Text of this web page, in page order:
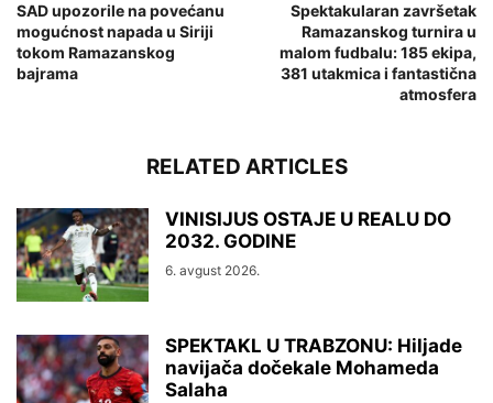
SAD upozorile na povećanu
mogućnost napada u Siriji
tokom Ramazanskog
bajrama
Spektakularan završetak
Ramazanskog turnira u
malom fudbalu: 185 ekipa,
381 utakmica i fantastična
atmosfera
RELATED ARTICLES
VINISIJUS OSTAJE U REALU DO
2032. GODINE
6. avgust 2026.
SPEKTAKL U TRABZONU: Hiljade
navijača dočekale Mohameda
Salaha